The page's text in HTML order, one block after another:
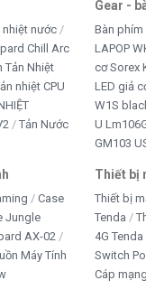
nhiệt nước
Chill Arc
Tản Nhiệt
nhiệt CPU
Tản Nước
Case
Jungle
AX-02
Máy Tính
Gear -
Bàn phím
LAPOP
cơ Sorex
LED giả
W1S
U
GM103
Thiết bị
Thiết bị
Tenda
4G
Switch
Cáp mạng